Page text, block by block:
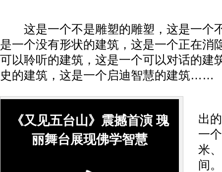
这是一个不是雕塑的雕塑，这是一个
是一个没有形状的建筑，这是一个正在消
可以聆听的建筑，这是一个可以对话的建
史的建筑，这是一个启迪智慧的建筑……
《又见五台山》震撼首演 瑰
丽舞台展现佛学智慧
出
一
米
间